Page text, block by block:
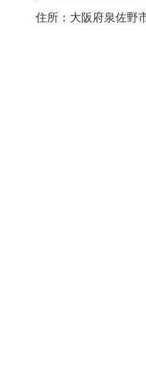
住所：大阪府泉佐野